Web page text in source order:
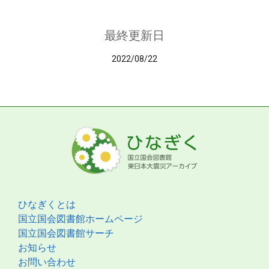
最終更新日
2022/08/22
ひなぎくとは
国立国会図書館ホームページ
国立国会図書館サーチ
お知らせ
お問い合わせ